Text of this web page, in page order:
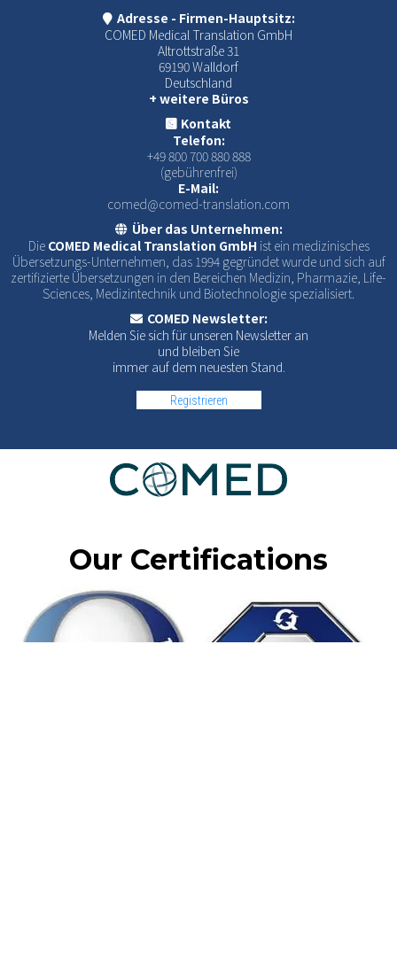
Adresse - Firmen-Hauptsitz:
COMED Medical Translation GmbH
Altrottstraße 31
69190 Walldorf
Deutschland
+ weitere Büros
Kontakt
Telefon:
+49 800 700 880 888
(gebührenfrei)
E-Mail:
comed@comed-translation.com
Über das Unternehmen:
Die COMED Medical Translation GmbHist ein medizinisches
Übersetzungs-Unternehmen, das 1994 gegründet wurde und sich auf
zertifizierte Übersetzungen in den Bereichen Medizin, Pharmazie, Life-
Sciences, Medizintechnik und Biotechnologie spezialisiert.
COMED Newsletter:
Melden Sie sich für unseren Newsletter an
und bleiben Sie
immer auf dem neuesten Stand.
Registrieren
Our Certifications